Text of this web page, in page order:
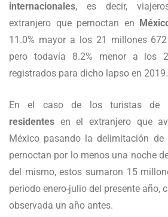
internacionales, es decir,
extranjero que pernoctan en
11.0% mayor a los 21 millones
pero todavía 8.2% menor a los
registrados para dicho lapso en 2019.
En el caso de los turistas de
residentes en el extranjero que
México pasando la delimitación
pernoctan por lo menos una noche
del mismo, estos sumaron 15
periodo enero-julio del presente año,
observada un año antes.